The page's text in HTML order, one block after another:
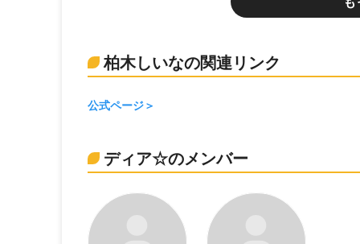
柏木しいなの関連リンク
公式ページ
ディア☆のメンバー